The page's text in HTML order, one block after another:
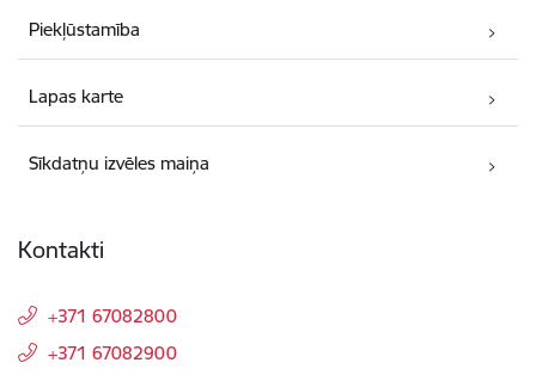
Piekļūstamība
Lapas karte
Sīkdatņu izvēles maiņa
Kontakti
+371 67082800
+371 67082900